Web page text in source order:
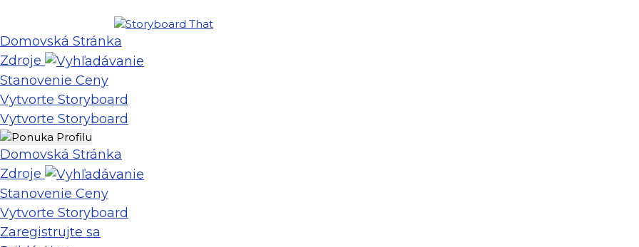
Domovská Stránka
Zdroje
Stanovenie Ceny
Vytvorte Storyboard
Vytvorte Storyboard
Domovská Stránka
Zdroje
Stanovenie Ceny
Vytvorte Storyboard
Zaregistrujte sa